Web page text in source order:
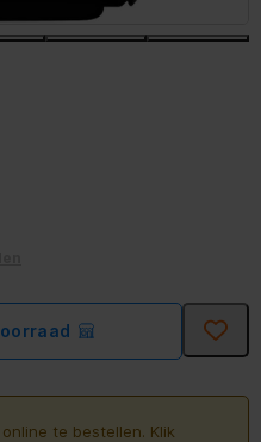
te bestellen. Klik